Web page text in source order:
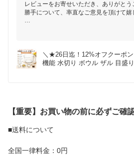
レビューをお寄せいただき、ありがと
勝手について、率直なご意見を頂けて嬉
お米5合を洗うには容量が不足していた
ご活用いただけるよう設計されています
に分けて使うと便利かもしれません。
＼★26日迄！12%オフクーポ
機能 水切り ボウル ザル 目盛
【重要】お買い物の前に必ずご確
■送料について
全国一律料金：0円